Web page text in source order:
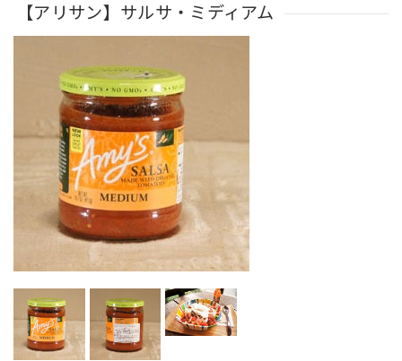
【アリサン】サルサ・ミディアム